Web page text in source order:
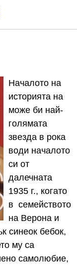
Началото на
историята на
може би най-
голямата
звезда в рока
води началото
си от
далечната
1935 г., когато
в семейството
на Верона и
синеок бебок,
му са
самолюбие,